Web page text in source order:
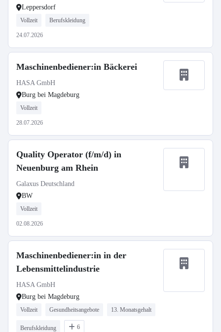
Leppersdorf
Vollzeit Berufskleidung
24.07.2026
Maschinenbediener:in Bäckerei
HASA GmbH
Burg bei Magdeburg
Vollzeit
28.07.2026
Quality Operator (f/m/d) in
Neuenburg am Rhein
Galaxus Deutschland
BW
Vollzeit
02.08.2026
Maschinenbediener:in in der
Lebensmittelindustrie
HASA GmbH
Burg bei Magdeburg
Vollzeit Gesundheitsangebote 13. Monatsgehalt
Berufskleidung 6